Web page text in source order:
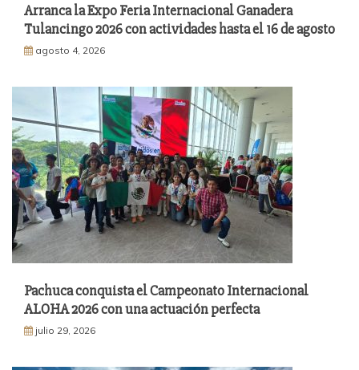
Arranca la Expo Feria Internacional Ganadera
Tulancingo 2026 con actividades hasta el 16 de agosto
agosto 4, 2026
Pachuca conquista el Campeonato Internacional
ALOHA 2026 con una actuación perfecta
julio 29, 2026